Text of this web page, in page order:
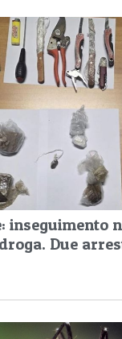
inseguimento
Due